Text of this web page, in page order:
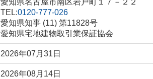
TEL:0120-777-026
愛知県知事 (11) 第11828号
愛知県宅地建物取引業保証協会
2026年07月31日
2026年08月14日